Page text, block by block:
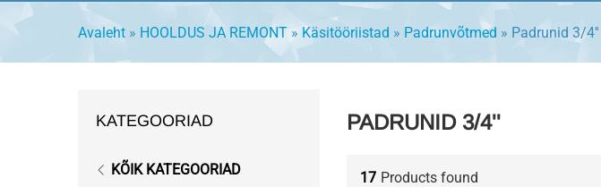
Avaleht » HOOLDUS JA REMONT » Käsitööriistad » Padrunvõtmed » Padrunid 3/4''
PADRUNID 3/4''
17 Products found
KATEGOORIAD
KÕIK KATEGOORIAD